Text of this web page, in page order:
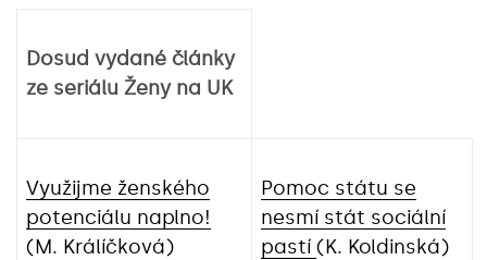
Dosud vydané články
ze seriálu Ženy na UK
Využijme ženského
potenciálu naplno!
(M. Králíčková)
Pomoc státu se
nesmí stát sociální
pastí (K. Koldinská)